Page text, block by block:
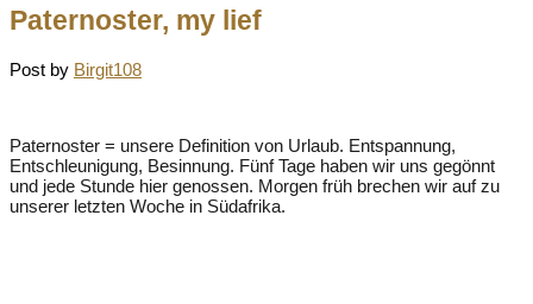
Paternoster, my lief
Post by Birgit108
Paternoster = unsere Definition von Urlaub. Entspannung,
Entschleunigung, Besinnung. Fünf Tage haben wir uns gegönnt
und jede Stunde hier genossen. Morgen früh brechen wir auf zu
unserer letzten Woche in Südafrika.